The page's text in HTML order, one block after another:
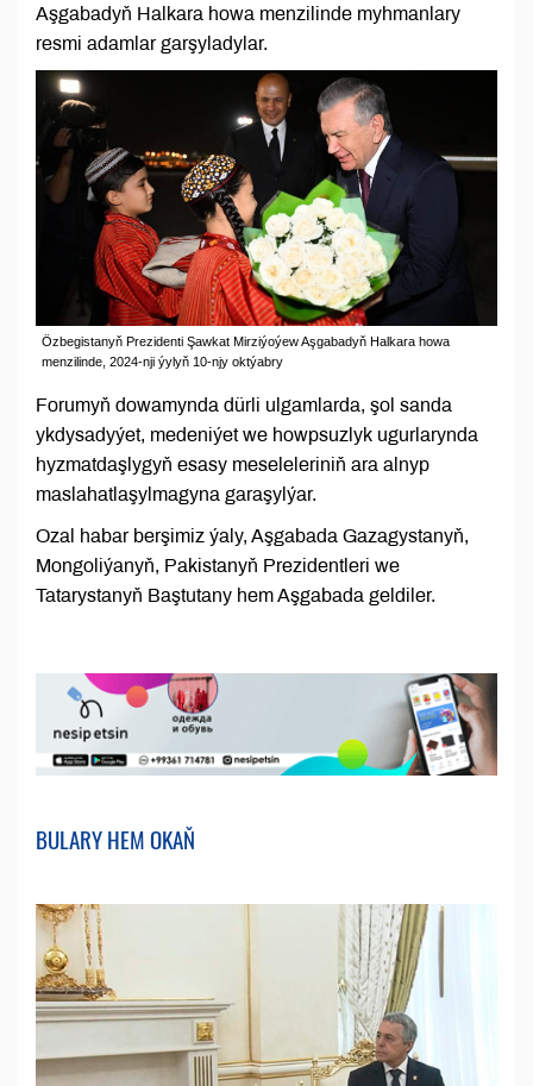
Aşgabadyň Halkara howa menzilinde myhmanlary
resmi adamlar garşyladylar.
Özbegistanyň Prezidenti Şawkat Mirziýoýew Aşgabadyň Halkara howa
menzilinde, 2024-nji ýylyň 10-njy oktýabry
Forumyň dowamynda dürli ulgamlarda, şol sanda
ykdysadyýet, medeniýet we howpsuzlyk ugurlarynda
hyzmatdaşlygyň esasy meseleleriniň ara alnyp
maslahatlaşylmagyna garaşylýar.
Ozal habar berşimiz ýaly, Aşgabada Gazagystanyň,
Mongoliýanyň, Pakistanyň Prezidentleri we
Tatarystanyň Baştutany hem Aşgabada geldiler.
BULARY HEM OKAŇ